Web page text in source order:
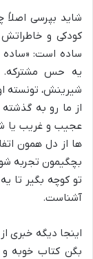
شاید بپرسی اصلاً
کودکی و
ساده است:
یه حس مشترکه.
شیرینش، تونسته
از ما رو به
عجیب و غریب یا
ها از دل همون
بچگیمون تجربه
تو کوچه بگیر تا
آشناست.
اینجا دیگه خبری
بگن کتاب خوبه و